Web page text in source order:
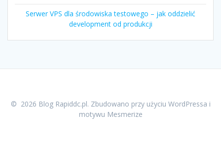
Serwer VPS dla środowiska testowego – jak oddzielić
development od produkcji
© 2026 Blog Rapiddc.pl. Zbudowano przy użyciu WordPressa i
motywu Mesmerize